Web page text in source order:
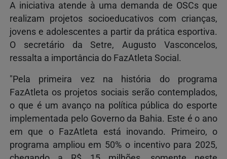
A iniciativa atende à uma demanda de OSCs que
realizam projetos socioeducativos com crianças,
jovens e adolescentes a partir da prática esportiva.
O secretário da Setre, Augusto Vasconcelos,
ressalta a importância do FazAtleta Social.
"Pela primeira vez na história do programa
FazAtleta os projetos sociais serão contemplados,
o que é um avanço na política pública do esporte
implementada pelo Governo da Bahia. Este é o ano
em que o FazAtleta está inovando. Primeiro, o
programa ampliou em 50% o incentivo para 2025,